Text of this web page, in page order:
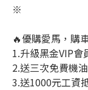
※
🔥優購愛馬，購
1.升級黑金VIP
2.送三次免費機
3.送1000元工資